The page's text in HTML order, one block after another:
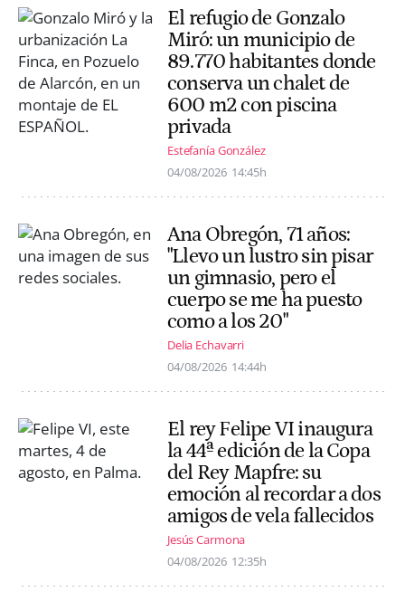
El refugio de Gonzalo
Miró: un municipio de
89.770 habitantes donde
conserva un chalet de
600 m2 con piscina
privada
Estefanía González
04/08/2026 14:45h
Ana Obregón, 71 años:
"Llevo un lustro sin pisar
un gimnasio, pero el
cuerpo se me ha puesto
como a los 20"
Delia Echavarri
04/08/2026 14:44h
El rey Felipe VI inaugura
la 44ª edición de la Copa
del Rey Mapfre: su
emoción al recordar a dos
amigos de vela fallecidos
Jesús Carmona
04/08/2026 12:35h